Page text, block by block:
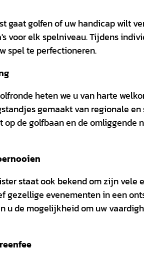
gaat golfen of uw handicap wilt
voor elk spelniveau. Tijdens
spel te perfectioneren.
heten we u van harte
gemaakt van regionale
de golfbaan en de
staat ook bekend om zijn vele
gezellige evenementen in een
u de mogelijkheid om uw